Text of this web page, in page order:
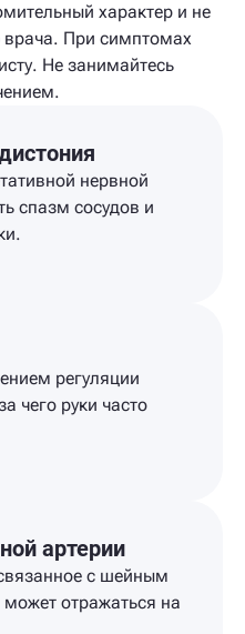
характер и не
врача. При симптомах
Не занимайтесь
нервной
спазм сосудов и
регуляции
чего руки часто
артерии
с шейным
отражаться на